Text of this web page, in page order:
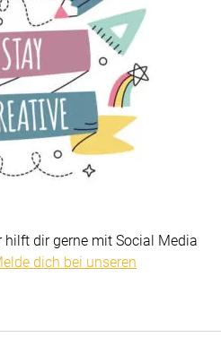
hilft dir gerne mit Soсial Media
dich bei unseren